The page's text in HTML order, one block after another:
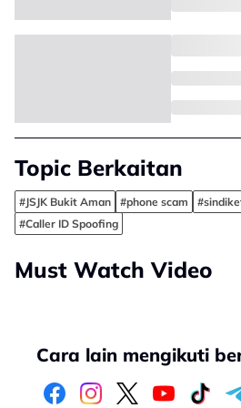
Topic Berkaitan
#JSJK Bukit Aman #phone scam
#Caller ID Spoofing
Must Watch Video
Cara lain mengikuti